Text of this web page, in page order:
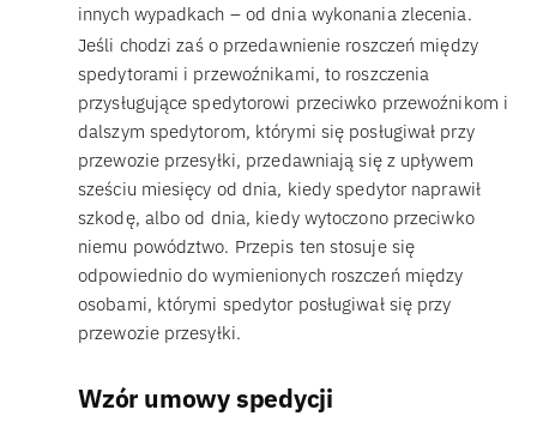
innych wypadkach – od dnia wykonania zlecenia.
Jeśli chodzi zaś o przedawnienie roszczeń między
spedytorami i przewoźnikami, to roszczenia
przysługujące spedytorowi przeciwko przewoźnikom i
dalszym spedytorom, którymi się posługiwał przy
przewozie przesyłki, przedawniają się z upływem
sześciu miesięcy od dnia, kiedy spedytor naprawił
szkodę, albo od dnia, kiedy wytoczono przeciwko
niemu powództwo. Przepis ten stosuje się
odpowiednio do wymienionych roszczeń między
osobami, którymi spedytor posługiwał się przy
przewozie przesyłki.
Wzór umowy spedycji